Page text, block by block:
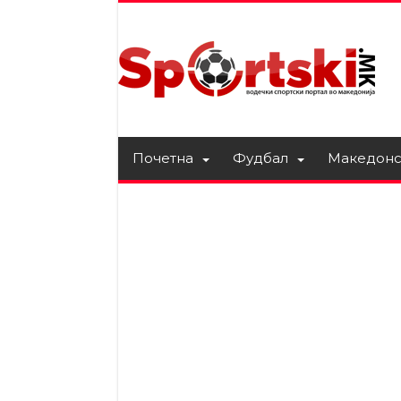
Почетна Фудбал